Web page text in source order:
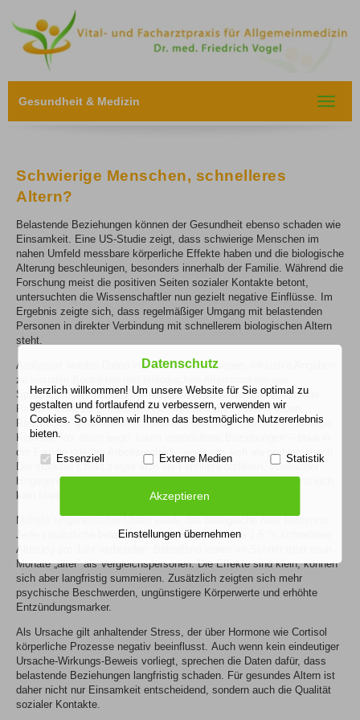
Gesundheit & Medizin
Toggle
Schwierige Menschen, schnelleres
Altern?
Belastende Beziehungen können der Gesundheit ebenso schaden wie
Einsamkeit. Eine US-Studie zeigt, dass schwierige Menschen im
nahen Umfeld messbare körperliche Effekte haben und die biologische
Alterung beschleunigen, besonders innerhalb der Familie. Während die
Forschung meist die positiven Seiten sozialer Kontakte betont,
untersuchten die Wissenschaftler nun gezielt negative Einflüsse. Im
Ergebnis zeigte sich, dass regelmäßiger Umgang mit belastenden
Personen in direkter Verbindung mit schnellerem biologischen Altern
steht.
Analysiert wurden Daten von 2.345 Erwachsenen, inklusive Angaben
zu sozialen Kontakten und biologischen Altersmarkern aus
Speichelproben. Rund 30 % nannten mindestens eine belastende
Person, etwa 10 % mehrere. Häufiger betroffen waren Frauen,
Rauchende, gesundheitlich Belastete und Menschen mit schwieriger
Kindheit. Vor allem enge, kaum vermeidbare Beziehungen – etwa in
der Familie oder im Arbeitsumfeld – erwiesen sich als problematisch.
Der stärkste Effekt zeigte sich bei Familienkonflikten, schwächer
hingegen bei Kollegen oder Nachbarn. Für Partnerschaften fand sich
kein klarer Zusammenhang.
Mithilfe epigenetischer Uhren wurde das biologische Alter bestimmt.
Jede zusätzliche belastende Person war mit etwa 1,5 % schnellerer
Alterung pro Jahr verbunden; Betroffene waren im Schnitt rund neun
Monate „älter“ als Vergleichspersonen. Die Effekte sind klein, können
sich aber langfristig summieren. Zusätzlich zeigten sich mehr
psychische Beschwerden, ungünstigere Körperwerte und erhöhte
Entzündungsmarker.
Als Ursache gilt anhaltender Stress, der über Hormone wie Cortisol
körperliche Prozesse negativ beeinflusst. Auch wenn kein eindeutiger
Ursache-Wirkungs-Beweis vorliegt, sprechen die Daten dafür, dass
belastende Beziehungen langfristig schaden. Für gesundes Altern ist
daher nicht nur Einsamkeit entscheidend, sondern auch die Qualität
sozialer Kontakte.
Datenschutz
Herzlich willkommen! Um unsere Website für Sie optimal zu
gestalten und fortlaufend zu verbessern, verwenden wir
Cookies. So können wir Ihnen das bestmögliche Nutzererlebnis
bieten.
Essenziell Externe Medien Statistik
Akzeptieren
Einstellungen übernehmen